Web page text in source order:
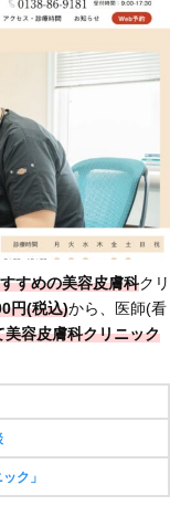
すめの美容皮膚科クリ
円(税込)から、医師(看
美容皮膚科クリニック
ク」